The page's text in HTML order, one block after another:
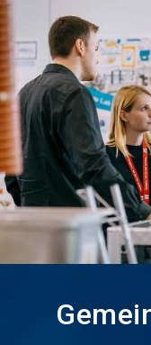
Jetzt Aussteller
werden